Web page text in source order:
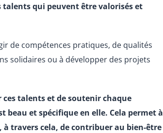
talents qui peuvent être valorisés et
de compétences pratiques, de qualités
solidaires ou à développer des projets
ces talents et de soutenir chaque
beau et spécifique en elle. Cela permet à
travers cela, de contribuer au bien-être